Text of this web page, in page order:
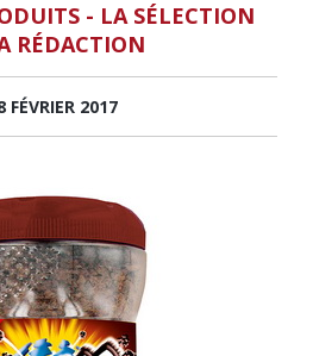
- LA SÉLECTION
RÉDACTION
FÉVRIER 2017